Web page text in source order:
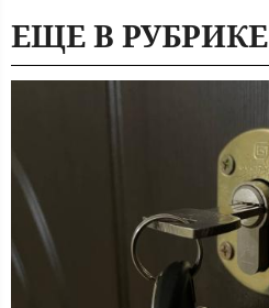
ЕЩЕ В РУБРИКЕ